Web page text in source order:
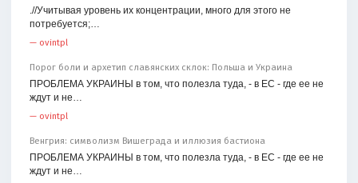
.//Учитывая уровень их концентрации, много для этого не
потребуется;…
— ovintpl
Порог боли и архетип славянских склок: Польша и Украина
ПРОБЛЕМА УКРАИНЫ в том, что полезла туда, - в ЕС - где ее не
ждут и не…
— ovintpl
Венгрия: символизм Вишеграда и иллюзия бастиона
ПРОБЛЕМА УКРАИНЫ в том, что полезла туда, - в ЕС - где ее не
ждут и не…